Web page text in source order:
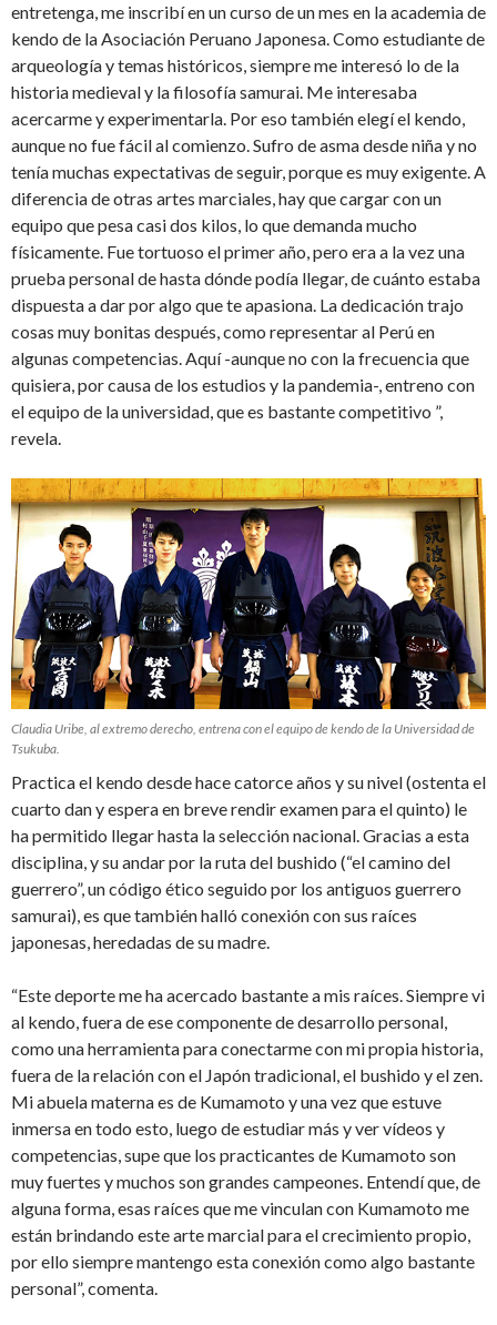
entretenga, me inscribí en un curso de un mes en la academia de
kendo de la Asociación Peruano Japonesa. Como estudiante de
arqueología y temas históricos, siempre me interesó lo de la
historia medieval y la filosofía samurai. Me interesaba
acercarme y experimentarla. Por eso también elegí el kendo,
aunque no fue fácil al comienzo. Sufro de asma desde niña y no
tenía muchas expectativas de seguir, porque es muy exigente. A
diferencia de otras artes marciales, hay que cargar con un
equipo que pesa casi dos kilos, lo que demanda mucho
físicamente. Fue tortuoso el primer año, pero era a la vez una
prueba personal de hasta dónde podía llegar, de cuánto estaba
dispuesta a dar por algo que te apasiona. La dedicación trajo
cosas muy bonitas después, como representar al Perú en
algunas competencias. Aquí -aunque no con la frecuencia que
quisiera, por causa de los estudios y la pandemia-, entreno con
el equipo de la universidad, que es bastante competitivo ”,
revela.
Claudia Uribe, al extremo derecho, entrena con el equipo de kendo de la Universidad de
Tsukuba.
Practica el kendo desde hace catorce años y su nivel (ostenta el
cuarto dan y espera en breve rendir examen para el quinto) le
ha permitido llegar hasta la selección nacional. Gracias a esta
disciplina, y su andar por la ruta del bushido (“el camino del
guerrero”, un código ético seguido por los antiguos guerrero
samurai), es que también halló conexión con sus raíces
japonesas, heredadas de su madre.
“Este deporte me ha acercado bastante a mis raíces. Siempre vi
al kendo, fuera de ese componente de desarrollo personal,
como una herramienta para conectarme con mi propia historia,
fuera de la relación con el Japón tradicional, el bushido y el zen.
Mi abuela materna es de Kumamoto y una vez que estuve
inmersa en todo esto, luego de estudiar más y ver vídeos y
competencias, supe que los practicantes de Kumamoto son
muy fuertes y muchos son grandes campeones. Entendí que, de
alguna forma, esas raíces que me vinculan con Kumamoto me
están brindando este arte marcial para el crecimiento propio,
por ello siempre mantengo esta conexión como algo bastante
personal”, comenta.